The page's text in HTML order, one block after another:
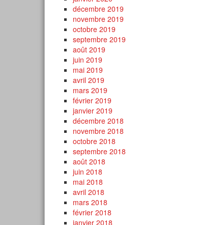
décembre 2019
novembre 2019
octobre 2019
septembre 2019
août 2019
juin 2019
mai 2019
avril 2019
mars 2019
février 2019
janvier 2019
décembre 2018
novembre 2018
octobre 2018
septembre 2018
août 2018
juin 2018
mai 2018
avril 2018
mars 2018
février 2018
janvier 2018